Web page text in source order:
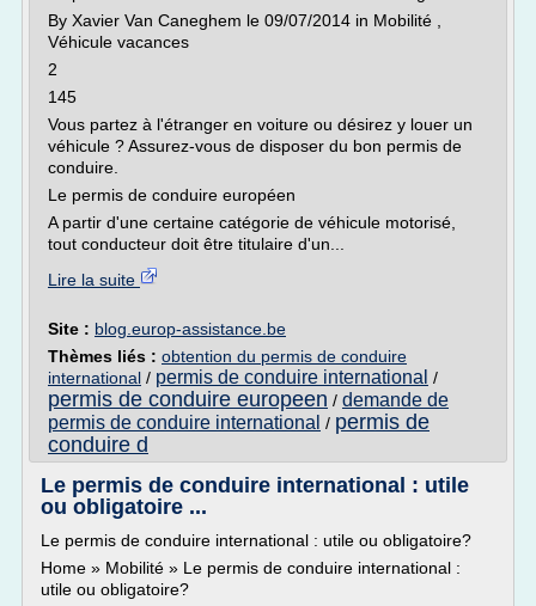
By Xavier Van Caneghem le 09/07/2014 in Mobilité ,
Véhicule vacances
2
145
Vous partez à l'étranger en voiture ou désirez y louer un
véhicule ? Assurez-vous de disposer du bon permis de
conduire.
Le permis de conduire européen
A partir d'une certaine catégorie de véhicule motorisé,
tout conducteur doit être titulaire d'un...
Lire la suite
Site : blog.europ-assistance.be
Thèmes liés : obtention du permis de conduire
international / permis de conduire international /
permis de conduire europeen / demande de
permis de conduire international / permis de
conduire d
Le permis de conduire international : utile
ou obligatoire ...
Le permis de conduire international : utile ou obligatoire?
Home » Mobilité » Le permis de conduire international :
utile ou obligatoire?